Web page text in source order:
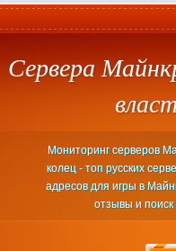
Сервера
Мониторинг серверов
колец - топ русских
адресов для игры в
отзывы и